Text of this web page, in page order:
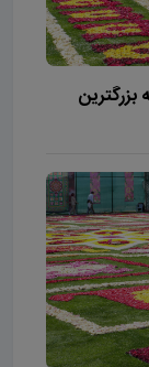
بزرگترین